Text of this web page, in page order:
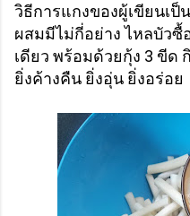
วิธีการแกงของผู้เขียนเป็
ผสมมีไม่กี่อย่าง ไหลบัวซื้
เดียว พร้อมด้วยกุ้ง 3 ขี
ยิ่งค้างคืน ยิ่งอุ่น ยิ่งอร่อย